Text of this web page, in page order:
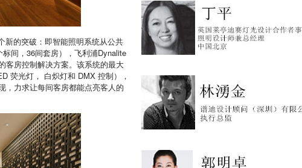
新的突破：即智能照明系统从公共
间，36间套房），飞利浦Dynalite
客房控制解决方案。该系统的最大
荧光灯， 白炽灯和 DMX 控制），
，力求让每间客房都能点亮客人的